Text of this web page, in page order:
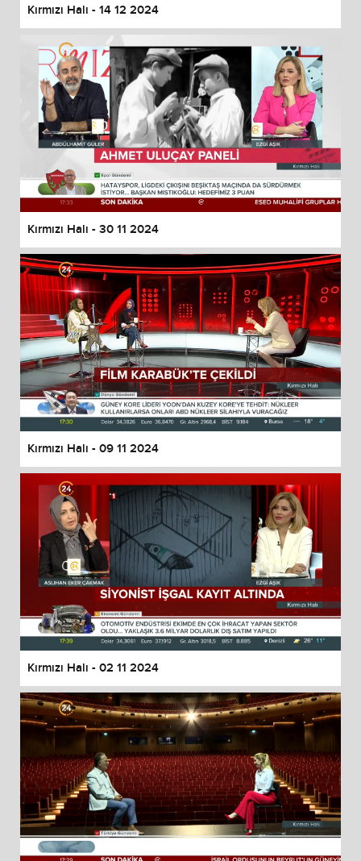
Kırmızı Halı - 14 12 2024
Kırmızı Halı - 30 11 2024
Kırmızı Halı - 09 11 2024
Kırmızı Halı - 02 11 2024